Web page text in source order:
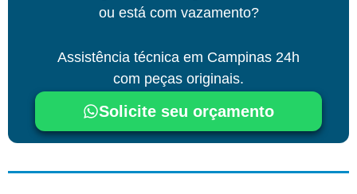
ou está com vazamento?
Assistência técnica em Campinas 24h
com peças originais.
Solicite seu orçamento